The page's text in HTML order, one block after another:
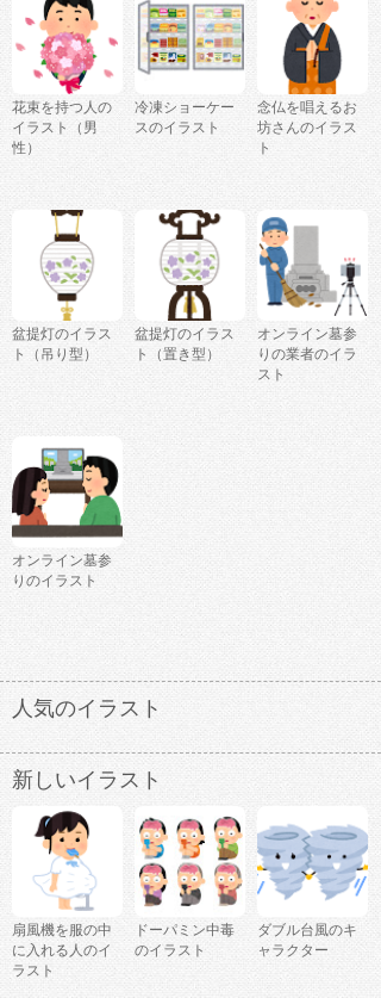
花束を持つ人の
イラスト（男
性）
冷凍ショーケー
スのイラスト
念仏を唱えるお
坊さんのイラス
ト
盆提灯のイラス
ト（吊り型）
盆提灯のイラス
ト（置き型）
オンライン墓参
りの業者のイラ
スト
オンライン墓参
りのイラスト
人気のイラスト
新しいイラスト
扇風機を服の中
に入れる人のイ
ラスト
ドーパミン中毒
のイラスト
ダブル台風のキ
ャラクター